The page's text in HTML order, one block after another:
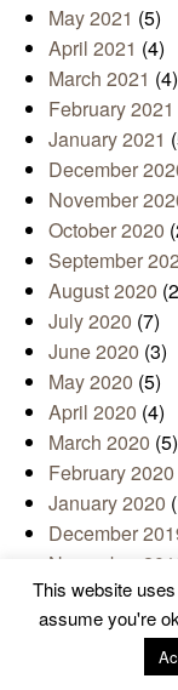
May 2021 (5)
April 2021 (4)
March 2021 (4)
February 2021
January 2021
December
November
October 2020
September
August 2020
July 2020 (7)
June 2020 (3)
May 2020 (5)
April 2020 (4)
March 2020 (5)
February 2020
January 2020
December
November
October 2019
September
This website
assume you're